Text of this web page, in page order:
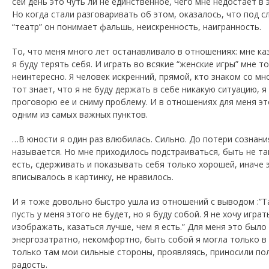
Но когда стали разговаривать об этом, оказалось, что под
“театр” он понимает фальшь, неискренность, наигранность.
То, что меня много лет останавливало в отношениях: мне
я буду терять себя. И играть во всякие “женские игры” мне
неинтересно. Я человек искренний, прямой, кто знаком со
тот знает, что я не буду держать в себе никакую ситуацию, я
проговорю ее и сниму проблему. И в отношениях для меня
одним из самых важных пунктов.
…В юности я один раз влюбилась. Сильно. До потери
называется. Но мне приходилось подстраиваться, быть не
есть, сдерживать и показывать себя только хорошей, иначе
вписывалось в картинку, не нравилось.
И я тоже довольно быстро ушла из отношений с выводом
пусть у меня этого не будет, но я буду собой. Я не хочу
изображать, казаться лучше, чем я есть.” Для меня это было
энергозатратно, некомфортно, быть собой я могла только в
только там мои сильные стороны, проявляясь, приносили
радость.